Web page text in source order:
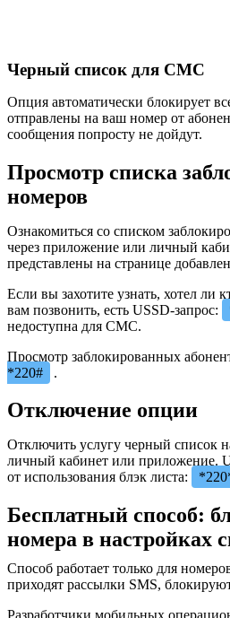
Черный список для СМС
Опция автоматически блокирует
отправлены на ваш номер от
сообщения попросту не дойдут.
Просмотр списка
номеров
Ознакомиться со списком
через приложение или личный
представлены на странице
Если вы захотите узнать, хотел ли
вам позвонить, есть USSD-запрос:
недоступна для СМС.
Просмотр заблокированных
*220#
.
Отключение опции
Отключить услугу черный список
личный кабинет или приложение.
от использования блэк листа:
Бесплатный способ:
номера в настройках
Способ работает только для
приходят рассылки SMS,